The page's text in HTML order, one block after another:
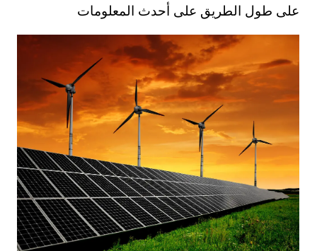
على طول الطريق على أحدث المعلومات